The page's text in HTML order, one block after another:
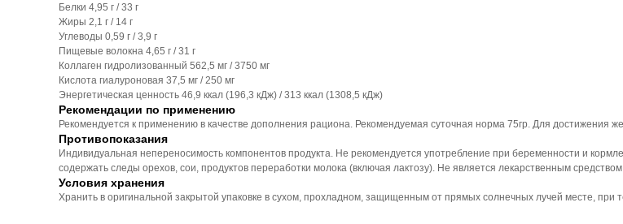
Белки 4,95 г / 33 г
Жиры 2,1 г / 14 г
Углеводы 0,59 г / 3,9 г
Пищевые волокна 4,65 г / 31 г
Коллаген гидролизованный 562,5 мг / 3750 мг
Кислота гиалуроновая 37,5 мг / 250 мг
Энергетическая ценность 46,9 ккал (196,3 кДж) / 313 ккал (1308,5 кДж)
Рекомендации по применению
Рекомендуется к применению в качестве дополнения рациона. Рекомендуемая суточная норма 75гр. Для достижения
Противопоказания
Индивидуальная непереносимость компонентов продукта. Не рекомендуется употребление при беременности и
содержать следы орехов, сои, продуктов переработки молока (включая лактозу). Не является лекарственным
Условия хранения
Хранить в оригинальной закрытой упаковке в сухом, прохладном, защищенным от прямых солнечных лучей месте, при